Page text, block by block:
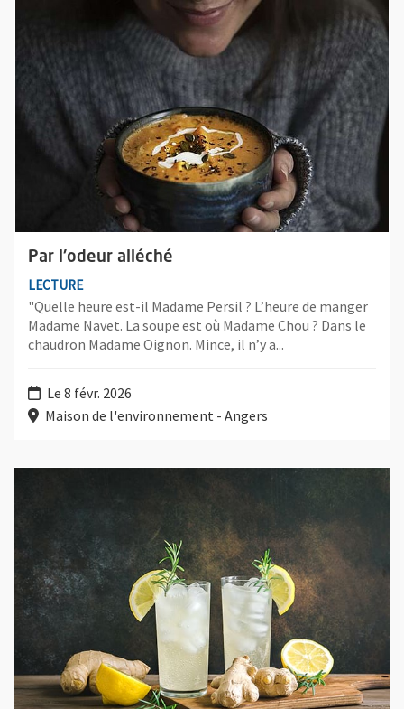
Par l'odeur alléché
LECTURE
"Quelle heure est-il Madame Persil ? L’heure de manger
Madame Navet. La soupe est où Madame Chou ? Dans le
chaudron Madame Oignon. Mince, il n’y a...
Le 8 févr. 2026
Maison de l'environnement - Angers
Plus d'information sur l'évènement : Apéro nature